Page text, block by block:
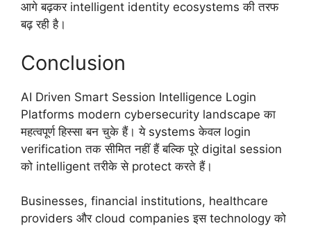
आगे बढ़कर intelligent identity ecosystems की तरफ
बढ़ रही है।
Conclusion
AI Driven Smart Session Intelligence Login
Platforms modern cybersecurity landscape का
महत्वपूर्ण हिस्सा बन चुके हैं। ये systems केवल login
verification तक सीमित नहीं हैं बल्कि पूरे digital session
को intelligent तरीके से protect करते हैं।
Businesses, financial institutions, healthcare
providers और cloud companies इस technology को